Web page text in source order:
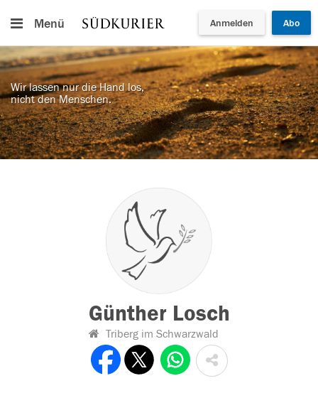
Menü Anmelden Abo
Wir lassen nur die Hand los,
nicht den Menschen.
Günther Losch
Triberg im Schwarzwald